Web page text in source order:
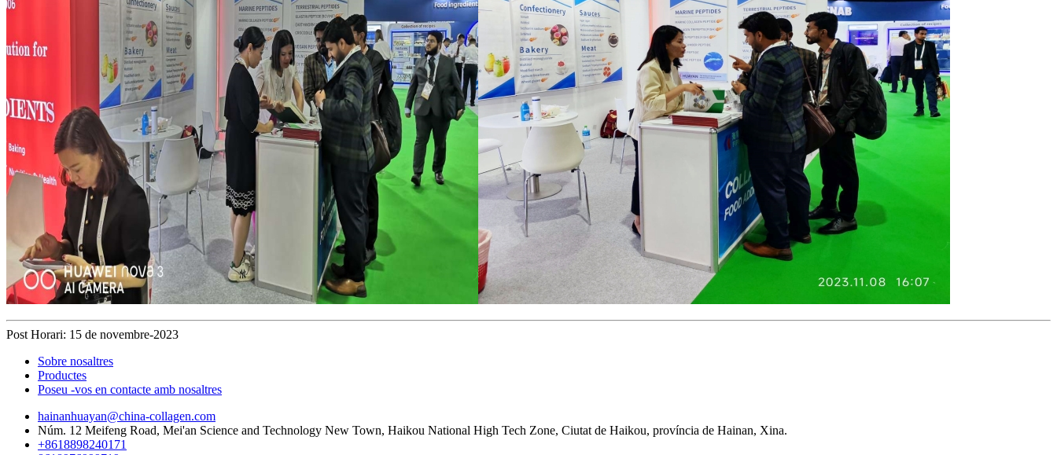
Post Horari: 15 de novembre-2023
Sobre nosaltres
Productes
Poseu -vos en contacte amb nosaltres
hainanhuayan@china-collagen.com
Núm. 12 Meifeng Road, Mei'an Science and Technology New Town, Haikou National High Tech Zone, Ciutat de Haikou, província de Hainan, Xina.
+8618898240171